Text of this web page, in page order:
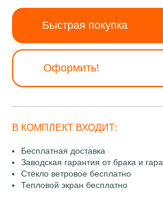
Быстрая покупка
Оформить!
В КОМПЛЕКТ ВХОДИТ:
Бесплатная доставка
Заводская гарантия от брака и
Стекло ветровое бесплатно
Тепловой экран бесплатно